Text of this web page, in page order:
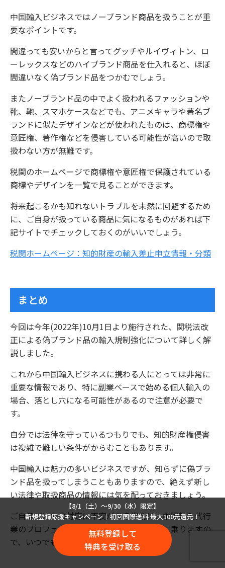
中国輸入ビジネスではノーブランド商品を扱うことが重
要なポイントです。
間違っても安いからと言ってグッチやルイヴィトン、ロ
ーレックスなどのハイブランド商品を仕入れると、ほぼ
間違いなく偽ブランド品をつかむでしょう。
またノーブランド品の中でよく扱われるファッションや
靴、鞄、スマホケースなどでも、アニメキャラや著名ブ
ランドに似たデザインなどが使われたものは、商標権や
意匠権、著作権などを侵害している可能性が高いので取
扱わない方が無難です。
税関のホームページで商標権や意匠権で保護されている
商標やデザインを一覧で見ることができます。
将来起こるかも知れないトラブルを未然に回避するため
に、ご自身が扱っている商品に気になるものがあれば下
記サイトでチェックしておくのがいいでしょう。
税関ホームページ：知的財産の輸入差止申立情報・分類
まとめ
今回は今年(2022年)10月1日より施行された、関税法改
正による偽ブランド品の輸入規制強化について詳しく解
説しました。
これから中国輸入ビジネスに携わる人にとっては非常に
重要な情報であり、特に副業ベースで始める個人輸入の
場合、落とし穴になる可能性があるので注意が必要で
す。
自分では法律を守っているつもりでも、知的財産権侵害
は複雑で難しい条件がからむこともあります。
中国輸入は魅力の多いビジネスですが、知らずに偽ブラ
ンド品を扱ってしまうこともありますので、絶えず新し
い法律や取扱商品の情報には気を配っておきましょう。
ご自身だけでの対応に不安がある場合は、中国輸入代行
業のプロフェッショナルである弊社が相談に乗りますの
で、いつでも気軽にご連絡下さい。
【8/1（土）〜9/30（水）限定】
新規登録応援キャンペーン｜初回国際送料 最大100元還元！
無料登録して
特典を受け取る